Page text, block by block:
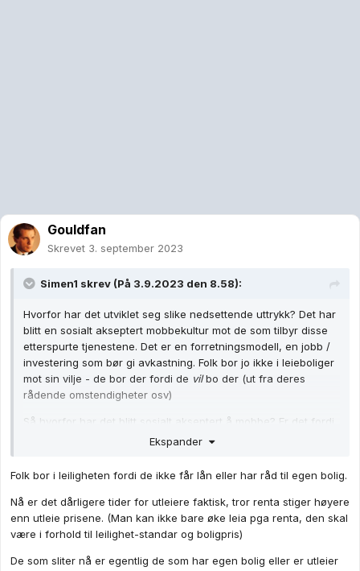
Gouldfan
Skrevet 3. september 2023
Simen1 skrev (På 3.9.2023 den 8.58):
Hvorfor har det utviklet seg slike nedsettende uttrykk? Det har
blitt en sosialt akseptert mobbekultur mot de som tilbyr disse
etterspurte tjenestene. Det er en forretningsmodell, en jobb /
investering som bør gi avkastning. Folk bor jo ikke i leieboliger
mot sin vilje - de bor der fordi de vilbo der (ut fra deres
rådende omstendigheter osv)
Så hvorfor har det blitt sosialt akseptert å mobbe? Er det fordi
folk tror utleiere har en alt for lett jobb, er for lønnsom, har for
seg som ild i tørt gress? Hvorfor skal folk mobbes for å skape
sin egen arbeidsplass og ta risiko med sparepengene sine?
Ekspander
Folk bor i leiligheten fordi de ikke får lån eller har råd til egen bolig.
Nå er det dårligere tider for utleiere faktisk, tror renta stiger høyere
enn utleie prisene. (Man kan ikke bare øke leia pga renta, den skal
være i forhold til leilighet-standar og boligpris)
De som sliter nå er egentlig de som har egen bolig eller er utleier